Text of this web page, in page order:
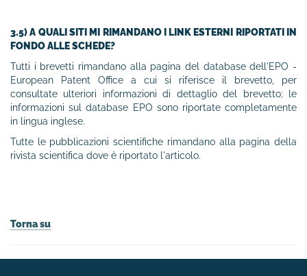
3.5) A QUALI SITI MI RIMANDANO I LINK ESTERNI RIPORTATI IN
FONDO ALLE SCHEDE?
Tutti i brevetti rimandano alla pagina del database dell'EPO -
European Patent Office a cui si riferisce il brevetto, per
consultate ulteriori informazioni di dettaglio del brevetto; le
informazioni sul database EPO sono riportate completamente
in lingua inglese.
Tutte le pubblicazioni scientifiche rimandano alla pagina della
rivista scientifica dove è riportato l'articolo.
Torna su